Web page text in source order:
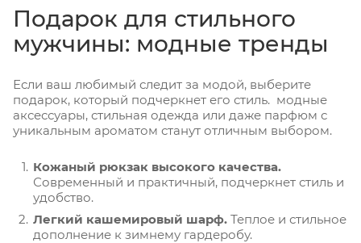
Подарок для стильного
мужчины: модные тренды
Если ваш любимый следит за модой, выберите
подарок, который подчеркнет его стиль. модные
аксессуары, стильная одежда или даже парфюм с
уникальным ароматом станут отличным выбором.
Кожаный рюкзак высокого качества.
Современный и практичный, подчеркнет стиль и
удобство.
Легкий кашемировый шарф. Теплое и стильное
дополнение к зимнему гардеробу.